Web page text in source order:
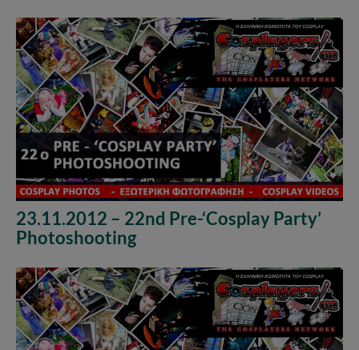
23.11.2012 – 22nd Pre-‘Cosplay Party’
Photoshooting